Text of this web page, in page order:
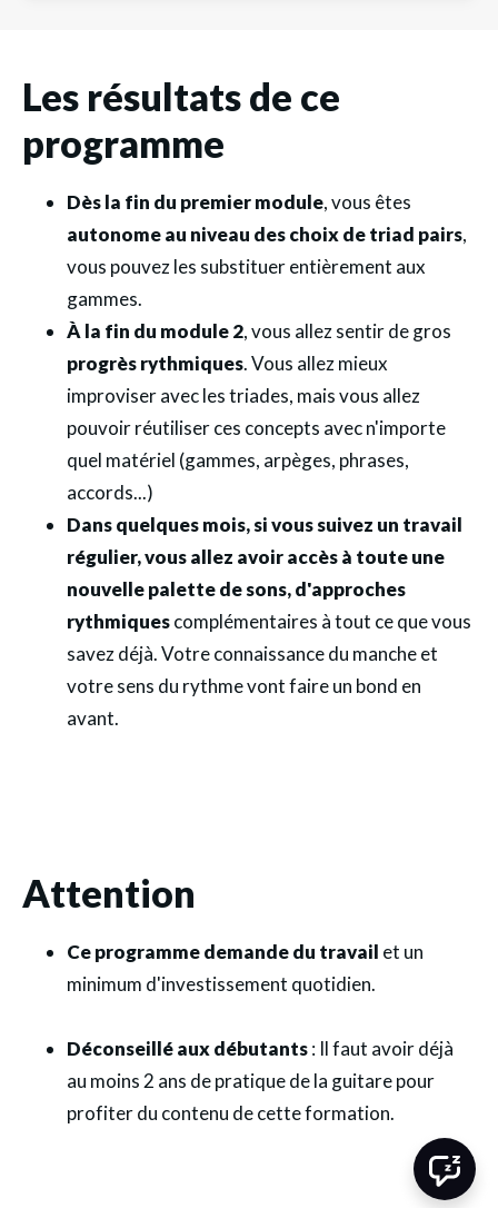
Les résultats de ce
programme
Dès la fin du premier module, vous êtes
autonome au niveau des choix de triad pairs,
vous pouvez les substituer entièrement aux
gammes.
À la fin du module 2, vous allez sentir de gros
progrès rythmiques. Vous allez mieux
improviser avec les triades, mais vous allez
pouvoir réutiliser ces concepts avec n'importe
quel matériel (gammes, arpèges, phrases,
accords...)
Dans quelques mois, si vous suivez un travail
régulier, vous allez avoir accès à toute une
nouvelle palette de sons, d'approches
rythmiquescomplémentaires à tout ce que vous
savez déjà. Votre connaissance du manche et
votre sens du rythme vont faire un bond en
avant.
Attention
Ce programme demande du travail et un
minimum d'investissement quotidien.
Déconseillé aux débutants: Il faut avoir déjà
au moins 2 ans de pratique de la guitare pour
profiter du contenu de cette formation.